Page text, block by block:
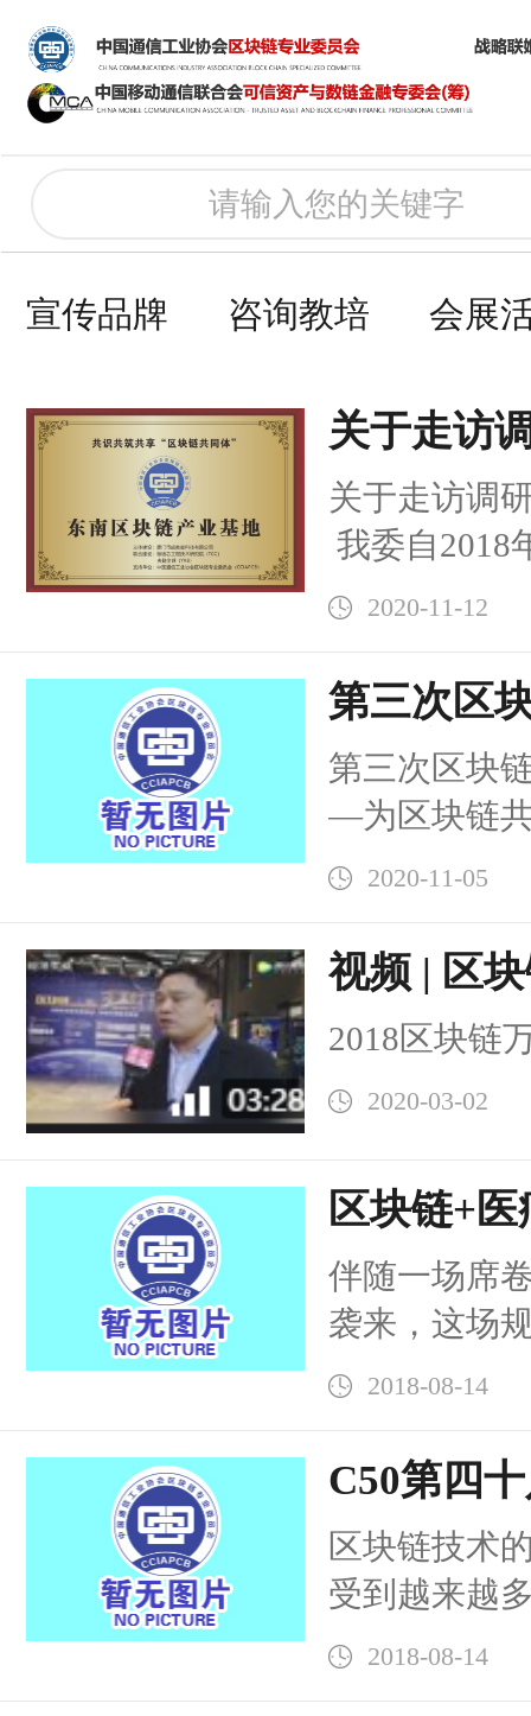
宣传品牌 咨询教培 会展
关于走访
区”通知
关于走访调
我委自2018
动计划”简称
2020-11-12
第三次区
国声音—
第三次区块
—为区块链
贯彻落实
2020-11-05
视频 | 区
2018区块链
2020-03-02
区块链+
C50第50
场圆满落
伴随一场席
袭来，这场
欢“或泡沫远
2018-08-14
C50第四
速区块链
杭州行圆
区块链技术
受到越来越
链技术应用
2018-08-14